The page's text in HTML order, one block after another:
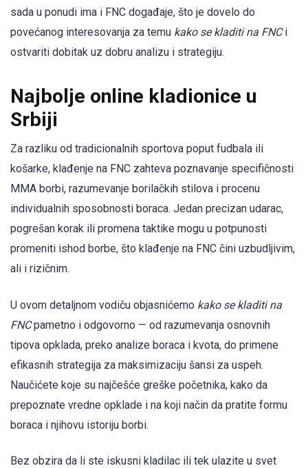
sada u ponudi ima i FNC događaje, što je dovelo do
povećanog interesovanja za temu kako se kladiti na FNCi
ostvariti dobitak uz dobru analizu i strategiju.
Najbolje online kladionice u
Srbiji
Za razliku od tradicionalnih sportova poput fudbala ili
košarke, klađenje na FNC zahteva poznavanje specifičnosti
MMA borbi, razumevanje borilačkih stilova i procenu
individualnih sposobnosti boraca. Jedan precizan udarac,
pogrešan korak ili promena taktike mogu u potpunosti
promeniti ishod borbe, što klađenje na FNC čini uzbudljivim,
ali i rizičnim.
U ovom detaljnom vodiču objasnićemo kako se kladiti na
FNCpametno i odgovorno — od razumevanja osnovnih
tipova opklada, preko analize boraca i kvota, do primene
efikasnih strategija za maksimizaciju šansi za uspeh.
Naučićete koje su najčešće greške početnika, kako da
prepoznate vredne opklade i na koji način da pratite formu
boraca i njihovu istoriju borbi.
Bez obzira da li ste iskusni kladilac ili tek ulazite u svet